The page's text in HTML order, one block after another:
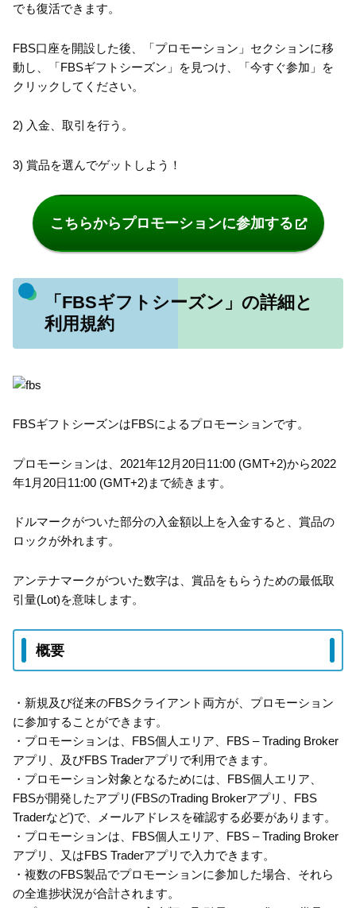
でも復活できます。
FBS口座を開設した後、「プロモーション」セクションに移
動し、「FBSギフトシーズン」を見つけ、「今すぐ参加」を
クリックしてください。
2) 入金、取引を行う。
3) 賞品を選んでゲットしよう！
こちらからプロモーションに参加する
「FBSギフトシーズン」の詳細と
利用規約
FBSギフトシーズンはFBSによるプロモーションです。
プロモーションは、2021年12月20日11:00 (GMT+2)から2022
年1月20日11:00 (GMT+2)まで続きます。
ドルマークがついた部分の入金額以上を入金すると、賞品の
ロックが外れます。
アンテナマークがついた数字は、賞品をもらうための最低取
引量(Lot)を意味します。
概要
・新規及び従来のFBSクライアント両方が、プロモーション
に参加することができます。
・プロモーションは、FBS個人エリア、FBS – Trading Broker
アプリ、及びFBS Traderアプリで利用できます。
・プロモーション対象となるためには、FBS個人エリア、
FBSが開発したアプリ(FBSのTrading Brokerアプリ、FBS
Traderなど)で、メールアドレスを確認する必要があります。
・プロモーションは、FBS個人エリア、FBS – Trading Broker
アプリ、又はFBS Traderアプリで入力できます。
・複数のFBS製品でプロモーションに参加した場合、それら
の全進捗状況が合計されます。